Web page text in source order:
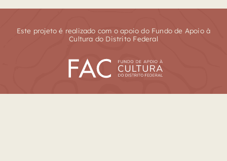
Este projeto é realizado com o apoio do Fundo de Apoio à
Cultura do Distrito Federal